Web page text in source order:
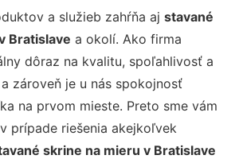
a služieb zahŕňa aj stavané
Bratislave a okolí. Ako firma
dôraz na kvalitu, spoľahlivosť a
zároveň je u nás spokojnosť
na prvom mieste. Preto sme vám
prípade riešenia akejkoľvek
skrine na mieru v Bratislave